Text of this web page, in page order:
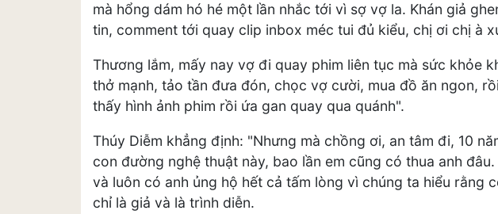
mà hổng dám hó hé một lần nhắc tới vì sợ vợ la. Khán giả
tin, comment tới quay clip inbox méc tui đủ kiểu, chị ơi chị à
Thương lắm, mấy nay vợ đi quay phim liên tục mà sức khỏe
thở mạnh, tảo tần đưa đón, chọc vợ cười, mua đồ ăn ngon,
thấy hình ảnh phim rồi ứa gan quay qua quánh".
Thúy Diễm khẳng định: "Nhưng mà chồng ơi, an tâm đi, 10
con đường nghệ thuật này, bao lần em cũng có thua anh
và luôn có anh ủng hộ hết cả tấm lòng vì chúng ta hiểu rằng
chỉ là giả và là trình diễn.